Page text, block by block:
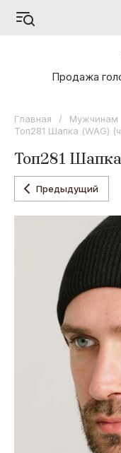
А - Я
Odyssey
Oxygon
Коллекция
Flamenco
Коллекция
Коллекция
Dispacci
Коллекция
Concept
Коллекция
Продажа
Главная / Мужчинам
Топ281 Шапка (WAG)
Топ281
Предыдущий